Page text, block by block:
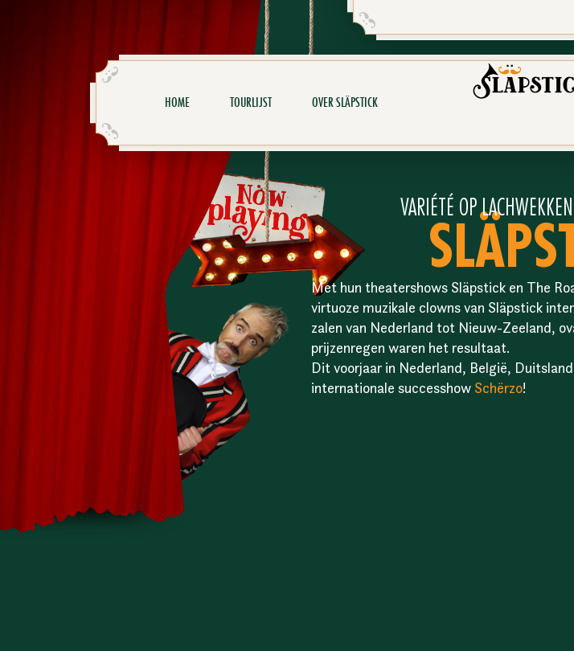
HOME TOURLIJST OVER SLÄPSTICK
VARIÉTÉ OP
Met hun theatershows Släpstick en The
virtuoze muzikale clowns van Släpstick
zalen van Nederland tot Nieuw-Zeeland,
prijzenregen waren het resultaat.
Dit voorjaar in Nederland, België,
internationale successhow Schërzo!